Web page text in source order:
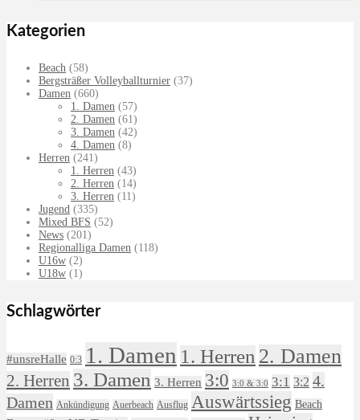
Kategorien
Beach (58)
Bergsträßer Volleyballturnier (37)
Damen (660)
1. Damen (57)
2. Damen (61)
3. Damen (42)
4. Damen (8)
Herren (241)
1. Herren (43)
2. Herren (14)
3. Herren (11)
Jugend (335)
Mixed BFS (52)
News (201)
Regionalliga Damen (118)
U16w (2)
U18w (1)
Schlagwörter
#unsreHalle 0:3 1. Damen 1. Herren 2. Damen
2. Herren 3. Damen 3. Herren 3:0 3:0 & 3:0 3:1 3:2 4.
Damen Ankündigung Auerbeach Ausflug Auswärtssieg Beach